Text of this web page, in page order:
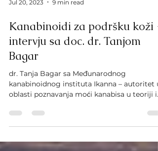
Jul 20, 2023 9 min read
Kanabinoidi za podršku koži -
intervju sa doc. dr. Tanjom
Bagar